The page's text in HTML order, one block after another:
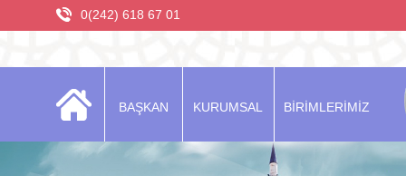
0(242) 618 67 01
BAŞKAN KURUMSAL BİRİMLERİMİZ